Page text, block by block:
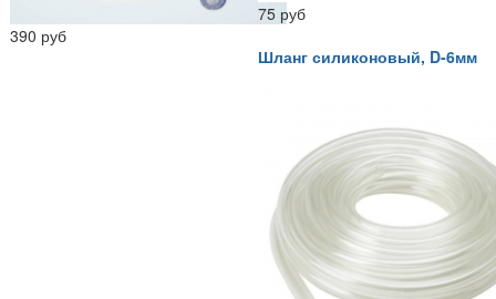
390 руб
75 руб
Шланг силиконовый, D-6мм